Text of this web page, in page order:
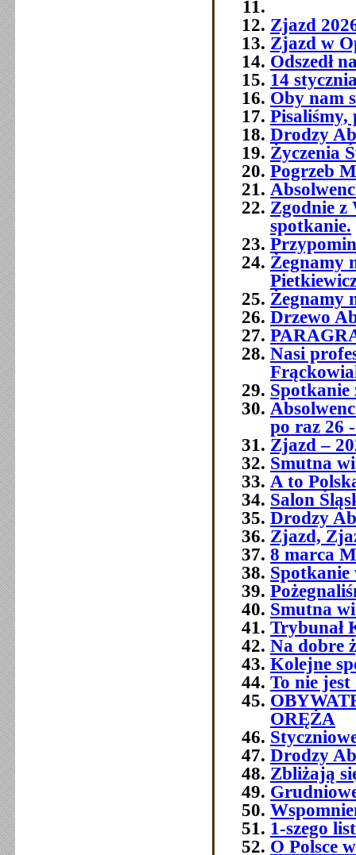
Zjazd
Zjazd w
Odszedł
14
Oby nam
Pisaliśmy,
Drodzy
Życzenia
Pogrzeb
Zgodnie z
spotkanie.
Żegnamy
Żegnamy
Drzewo
Nasi
Spotkanie
po raz 26
Zjazd –
Smutna
A to
Salon
Drodzy
Zjazd,
8 marca
Spotkanie
Smutna
Trybunał
Na dobre
Kolejne
To nie
ORĘŻA
Drodzy
Zbliżają
1-szego
O Polsce